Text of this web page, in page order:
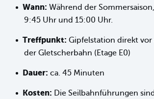
Wann: Während der
9:45 Uhr und 15:00 Uhr.
Treffpunkt: Gipfelstation direkt vor
der Gletscherbahn (Etage E0)
Dauer: ca. 45 Minuten
Kosten: Die Seilbahnführungen